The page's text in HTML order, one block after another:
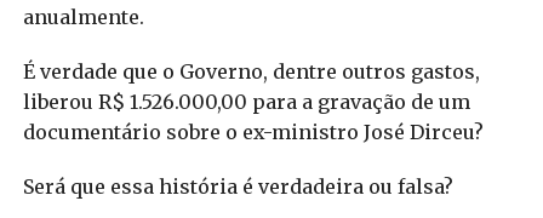
anualmente.
É verdade que o Governo, dentre outros gastos,
liberou R$ 1.526.000,00 para a gravação de um
documentário sobre o ex-ministro José Dirceu?
Será que essa história é verdadeira ou falsa?